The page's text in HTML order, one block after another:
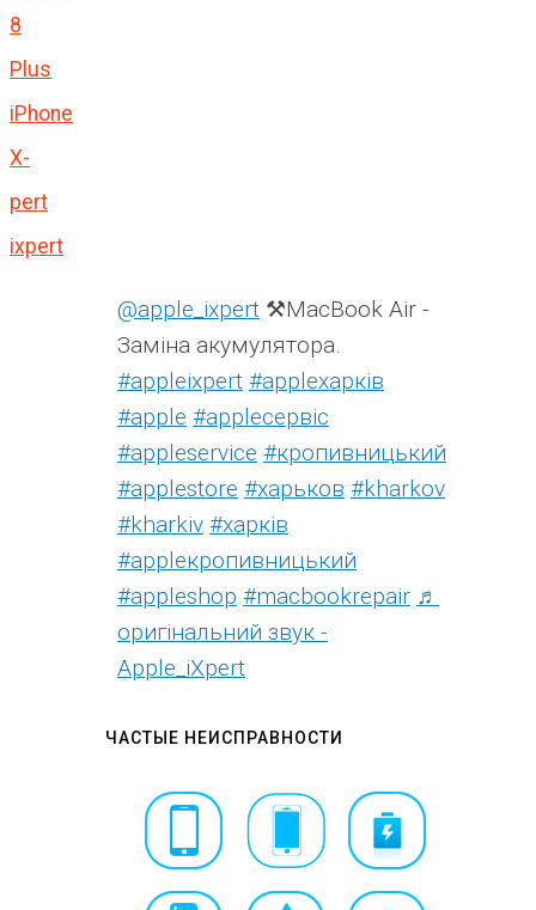
8
Plus
iPhone
X-
pert
ixpert
@apple_ixpert ⚒️MacBook Air -
Заміна акумулятора.
#appleixpert #аррleхарків
#apple #аррleсервіс
#appleservice #кропивницький
#applestore #харьков #kharkov
#kharkiv #харків
#appleкропивницький
#appleshop #macbookrepair ♬
оригінальний звук -
Apple_iXpert
ЧАСТЫЕ НЕИСПРАВНОСТИ